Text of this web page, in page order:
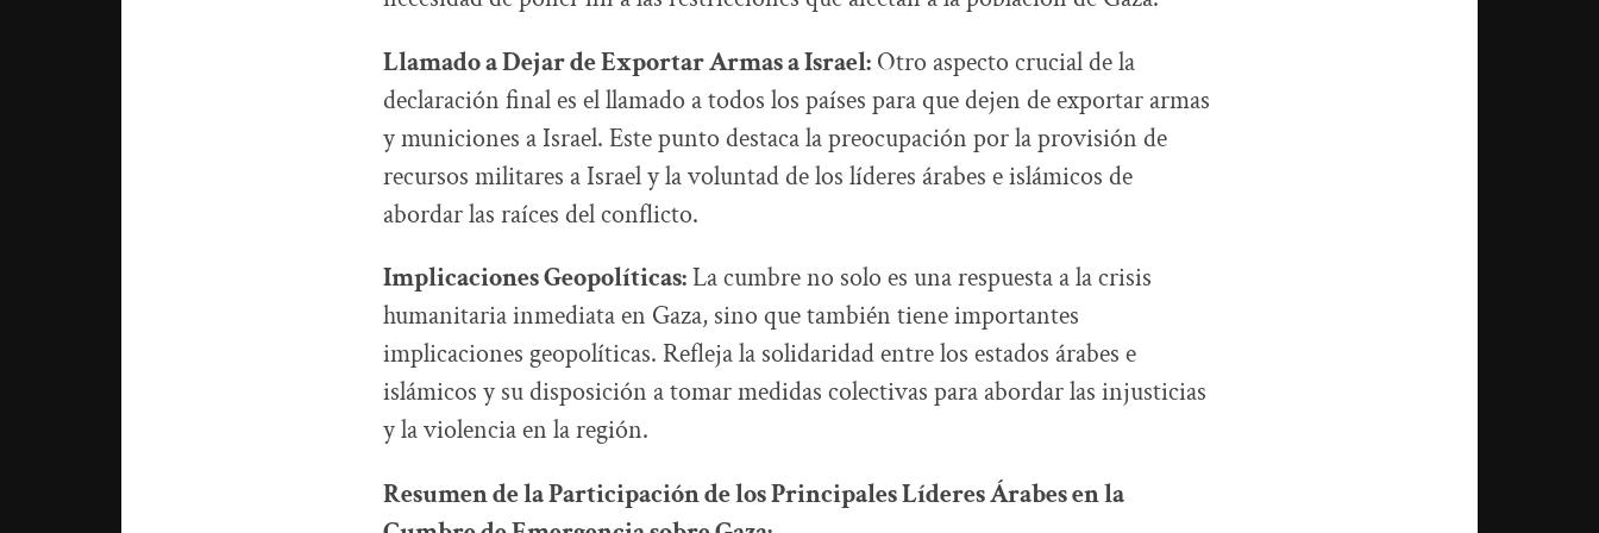
Llamado a Dejar de Exportar Armas a Israel: Otro aspecto crucial de la
declaración final es el llamado a todos los países para que dejen de exportar armas
y municiones a Israel. Este punto destaca la preocupación por la provisión de
recursos militares a Israel y la voluntad de los líderes árabes e islámicos de
abordar las raíces del conflicto.
Implicaciones Geopolíticas:La cumbre no solo es una respuesta a la crisis
humanitaria inmediata en Gaza, sino que también tiene importantes
implicaciones geopolíticas. Refleja la solidaridad entre los estados árabes e
islámicos y su disposición a tomar medidas colectivas para abordar las injusticias
y la violencia en la región.
Resumen de la Participación de los Principales Líderes Árabes en la